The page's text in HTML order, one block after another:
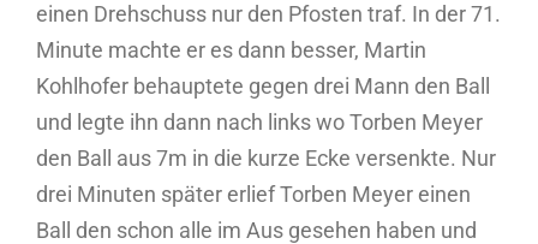
einen Drehschuss nur den Pfosten traf. In der 71.
Minute machte er es dann besser, Martin
Kohlhofer behauptete gegen drei Mann den Ball
und legte ihn dann nach links wo Torben Meyer
den Ball aus 7m in die kurze Ecke versenkte. Nur
drei Minuten später erlief Torben Meyer einen
Ball den schon alle im Aus gesehen haben und